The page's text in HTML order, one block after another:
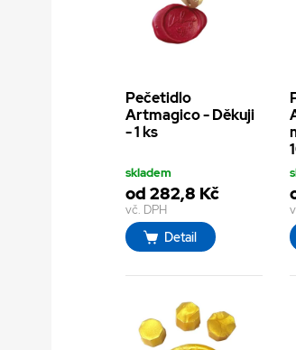
Pečetidlo
Artmagico - Děkuji
- 1 ks
skladem
od 282,8 Kč
vč. DPH
Detail